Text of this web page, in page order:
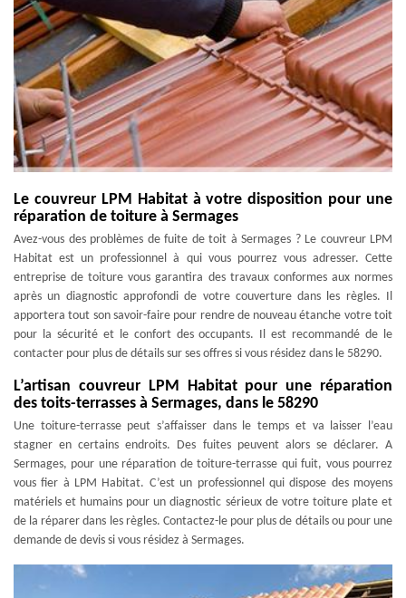
Le couvreur LPM Habitat à votre disposition pour une
réparation de toiture à Sermages
Avez-vous des problèmes de fuite de toit à Sermages ? Le couvreur LPM
Habitat est un professionnel à qui vous pourrez vous adresser. Cette
entreprise de toiture vous garantira des travaux conformes aux normes
après un diagnostic approfondi de votre couverture dans les règles. Il
apportera tout son savoir-faire pour rendre de nouveau étanche votre toit
pour la sécurité et le confort des occupants. Il est recommandé de le
contacter pour plus de détails sur ses offres si vous résidez dans le 58290.
L’artisan couvreur LPM Habitat pour une réparation
des toits-terrasses à Sermages, dans le 58290
Une toiture-terrasse peut s’affaisser dans le temps et va laisser l’eau
stagner en certains endroits. Des fuites peuvent alors se déclarer. A
Sermages, pour une réparation de toiture-terrasse qui fuit, vous pourrez
vous fier à LPM Habitat. C’est un professionnel qui dispose des moyens
matériels et humains pour un diagnostic sérieux de votre toiture plate et
de la réparer dans les règles. Contactez-le pour plus de détails ou pour une
demande de devis si vous résidez à Sermages.